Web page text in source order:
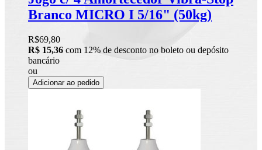
Branco MICRO I 5/16" (50kg)
R$69,80
R$ 15,36 com 12% de desconto no boleto ou depósito
bancário
ou
Adicionar ao pedido